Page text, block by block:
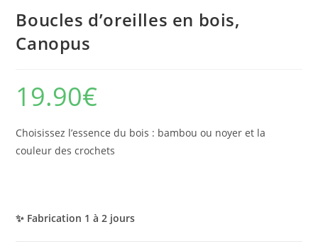
Boucles d’oreilles en bois,
Canopus
19.90€
Choisissez l’essence du bois : bambou ou noyer et la
couleur des crochets
✨ Fabrication 1 à 2 jours